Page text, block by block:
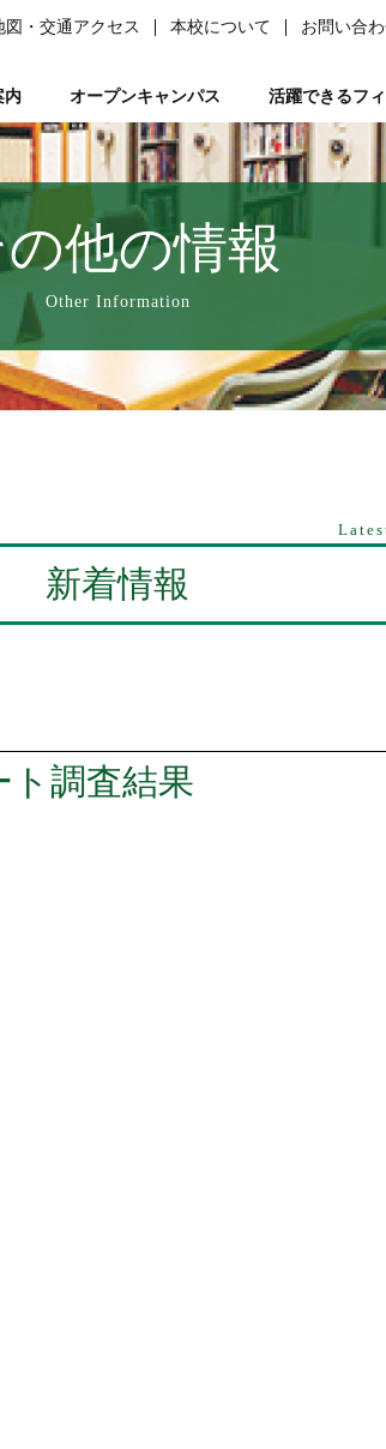
図・交通アクセス 本校について お問い合
鍼灸学科 柔道整復学科 柔整トレーナ
由 校長あいさつ 鍼灸学科 講師紹
森ノ宮の医療×スポーツ スポーツ臨床セ
はりきゅう
内
試 柔道特別AO入試 公募推薦入試
卒業生入試 学費・奨学金
オープンキャンパス
パス AO入試対策講座
活躍できるフ
は スポーツトレーナーとは 柔道
一緒にめざそモリジョ。
学習サポート【学びを支える】 国試サポー
卒業後のサポート【卒業後の活躍を支える】
取得講座 アロマコーディネーター資格取
究活動 フリー冊子【ここ＋から(PLUS)】
わせ 他の情報
Other Information
新着情報
ト調査結果